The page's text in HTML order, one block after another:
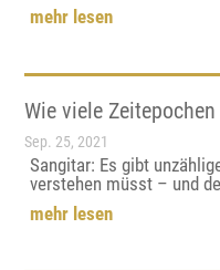
mehr lesen
Wie viele
Sep. 25, 2021
Sangitar: Es gibt
verstehen müsst – und
mehr lesen